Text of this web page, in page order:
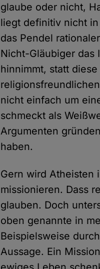
glaube oder nicht,
liegt definitiv nicht
das Pendel
Nicht-Gläubiger das
hinnimmt, statt
nicht einfach um
schmeckt als
Argumenten
haben.
Gern wird Atheisten
missionieren. Dass
glauben. Doch
oben genannte in
Beispielsweise
Aussage. Ein